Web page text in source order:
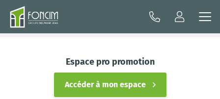
Espace pro promotion
Accéder à mon espace